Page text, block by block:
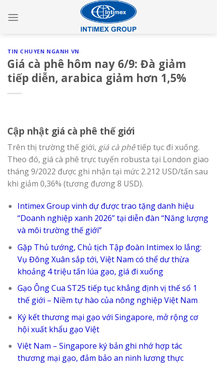
TIN CHUYEN NGANH VN
Giá cà phê hôm nay 6/9: Đà giảm
tiếp diễn, arabica giảm hơn 1,5%
Cập nhật giá cà phê thế giới
Trên thị trường thế giới, giá cà phêtiếp tục đi xuống.
Theo đó, giá cà phê trực tuyến robusta tại London giao
tháng 9/2022 được ghi nhận tại mức 2.212 USD/tấn sau
khi giảm 0,36% (tương đương 8 USD).
Intimex Group vinh dự được trao tặng danh hiệu
“Doanh nghiệp xanh 2026” tại diễn đàn “Năng lượng
và môi trường thế giới”
Gặp Thủ tướng, Chủ tịch Tập đoàn Intimex lo lắng:
Vụ Đông Xuân sắp tới, Việt Nam có thể dư thừa
khoảng 4 triệu tấn lúa gạo, giá đi xuống
Gạo Ông Cua ST25 tiếp tục khẳng định vị thế số 1
thế giới – Niềm tự hào của nông nghiệp Việt Nam
Ký kết thương mại gạo với Singapore, mở rộng cơ
hội xuất khẩu gạo Việt
Việt Nam – Singapore ký bản ghi nhớ hợp tác
thương mại gạo, đảm bảo an ninh lương thực